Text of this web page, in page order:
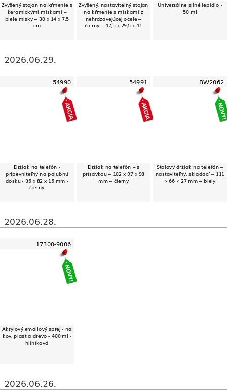
Zvýšený stojan na kŕmenie s
keramickými miskami –
biele misky – 30 x 14 x 7,5
cm
Zvýšený, nastaviteľný stojan
na kŕmenie s miskami z
nehrdzavejúcej ocele –
čierny – 47,5 x 29,5 x 41
Univerzálne silné lepidlo -
50 ml
2026.06.29.
54990
Držiak na telefón -
pripevniteľný na palubnú
dosku - 35 x 82 x 15 mm -
čierny
54991
Držiak na telefón – s
prísavkou – 102 x 97 x 98
mm – čierny
BW2062
Stolový držiak na telefón –
nastaviteľný, skladací – 111
× 66 × 27 mm – biely
2026.06.28.
17300-9006
Akrylový emailový sprej - na
kov, plast a drevo - 400 ml -
hliníková
2026.06.26.